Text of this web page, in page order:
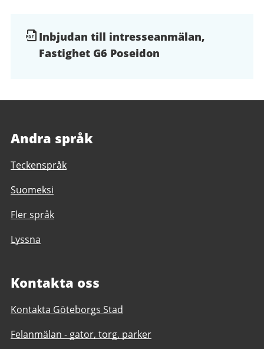
Dokument
och
Inbjudan till intresseanmälan,
Fastighet G6 Poseidon
Andra språk
Teckenspråk
Suomeksi
Fler språk
Lyssna
Kontakta oss
Kontakta Göteborgs Stad
Felanmälan - gator, torg, parker